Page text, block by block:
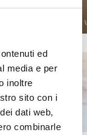
ed
media e per
inoltre
sito con i
dati web,
combinarle
+